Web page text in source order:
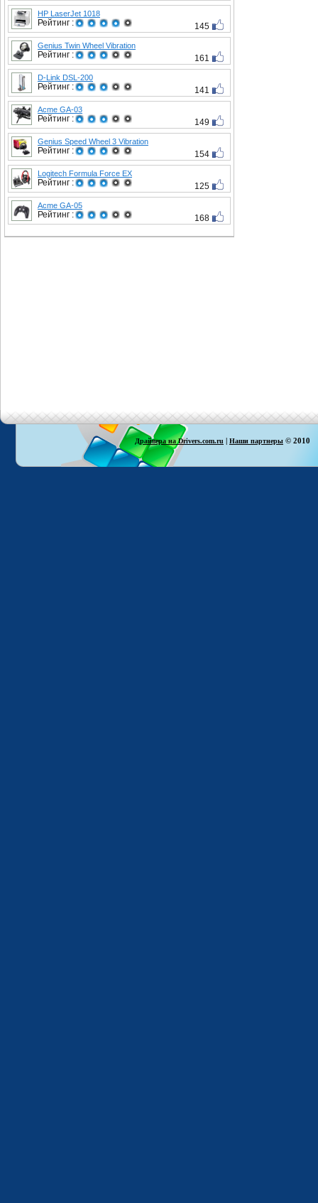
HP LaserJet 1018
Рейтинг : 145
Genius Twin Wheel Vibration
Рейтинг : 161
D-Link DSL-200
Рейтинг : 141
Acme GA-03
Рейтинг : 149
Genius Speed Wheel 3 Vibration
Рейтинг : 154
Logitech Formula Force EX
Рейтинг : 125
Acme GA-05
Рейтинг : 168
Драйвера на Drivers.com.ru | Наши партнеры © 2010